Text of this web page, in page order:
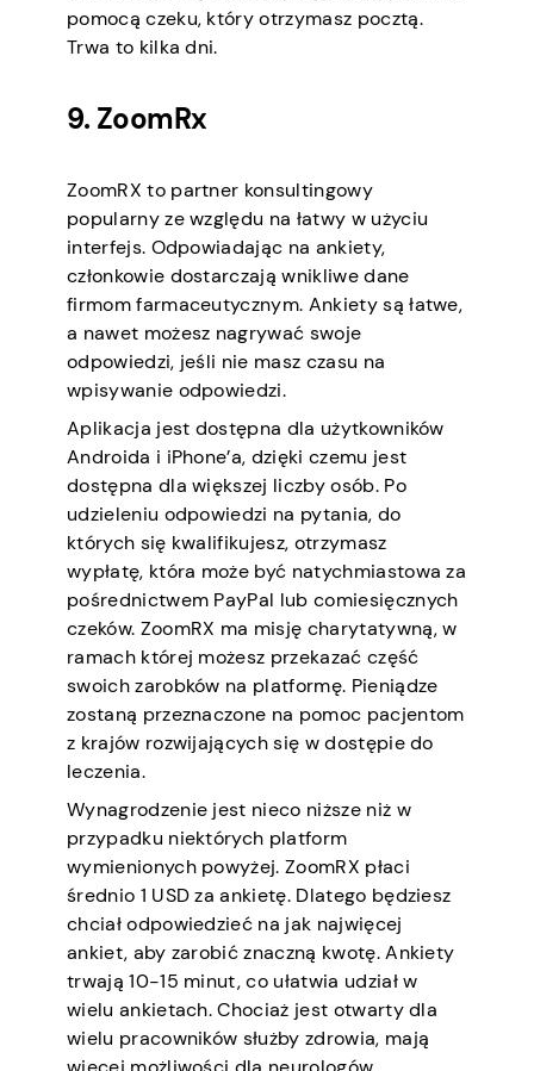
pomocą czeku, który otrzymasz pocztą.
Trwa to kilka dni.
9. ZoomRx
ZoomRX to partner konsultingowy
popularny ze względu na łatwy w użyciu
interfejs. Odpowiadając na ankiety,
członkowie dostarczają wnikliwe dane
firmom farmaceutycznym. Ankiety są łatwe,
a nawet możesz nagrywać swoje
odpowiedzi, jeśli nie masz czasu na
wpisywanie odpowiedzi.
Aplikacja jest dostępna dla użytkowników
Androida i iPhone’a, dzięki czemu jest
dostępna dla większej liczby osób. Po
udzieleniu odpowiedzi na pytania, do
których się kwalifikujesz, otrzymasz
wypłatę, która może być natychmiastowa za
pośrednictwem PayPal lub comiesięcznych
czeków. ZoomRX ma misję charytatywną, w
ramach której możesz przekazać część
swoich zarobków na platformę. Pieniądze
zostaną przeznaczone na pomoc pacjentom
z krajów rozwijających się w dostępie do
leczenia.
Wynagrodzenie jest nieco niższe niż w
przypadku niektórych platform
wymienionych powyżej. ZoomRX płaci
średnio 1 USD za ankietę. Dlatego będziesz
chciał odpowiedzieć na jak najwięcej
ankiet, aby zarobić znaczną kwotę. Ankiety
trwają 10-15 minut, co ułatwia udział w
wielu ankietach. Chociaż jest otwarty dla
wielu pracowników służby zdrowia, mają